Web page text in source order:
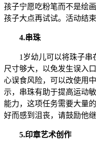
孩子宁愿吃粉笔而不是绘
孩子大点再试试。活动结
4.串珠
1岁幼儿可以将珠子串
尺寸够大，以免发生误入
心误食风险，可以改使用
示，串珠有助于提高运动
能力，这项任务需要大量
好而感到沮丧，请鼓励他继
5.印章艺术创作